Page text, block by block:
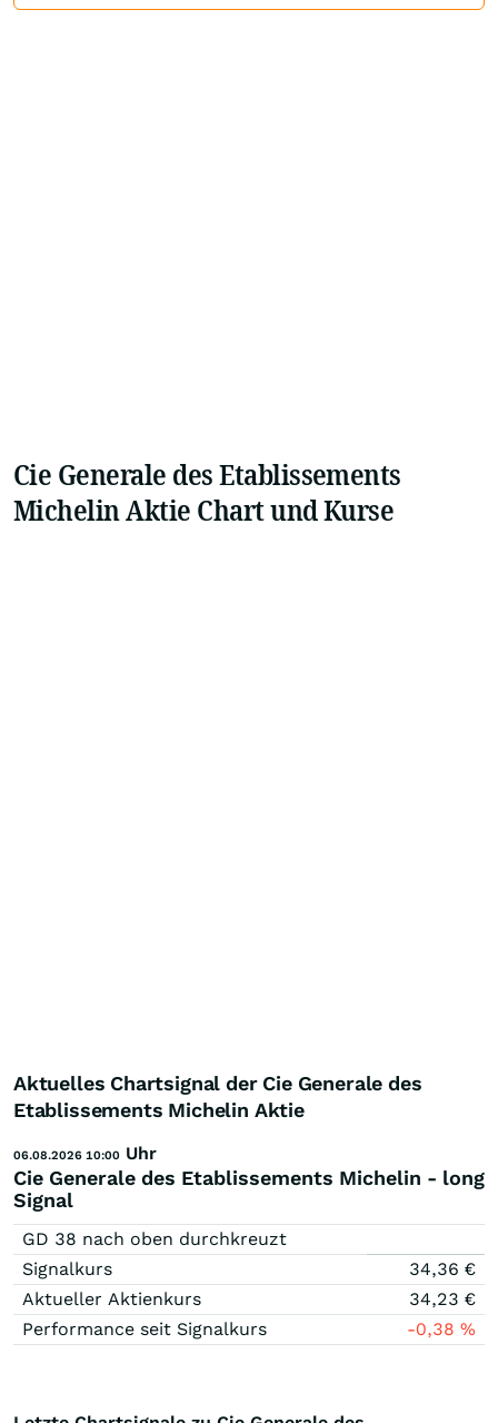
Cie Generale des Etablissements
Michelin Aktie Chart und Kurse
Aktuelles Chartsignal der Cie Generale des
Etablissements Michelin Aktie
06.08.2026 10:00 Uhr
Cie Generale des Etablissements Michelin - long
Signal
GD 38 nach oben durchkreuzt
Signalkurs
34,36 €
Aktueller Aktienkurs
34,23 €
Performance seit Signalkurs
-0,38 %